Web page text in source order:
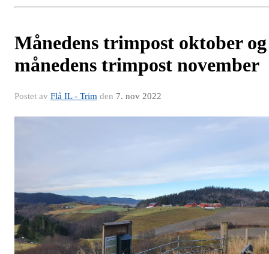
Månedens trimpost oktober og
månedens trimpost november
Postet av Flå IL - Trim den 7. nov 2022